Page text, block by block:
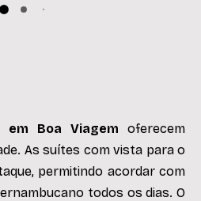
em Boa Viagem oferecem
As suítes com vista para o
permitindo acordar com
todos os dias. O